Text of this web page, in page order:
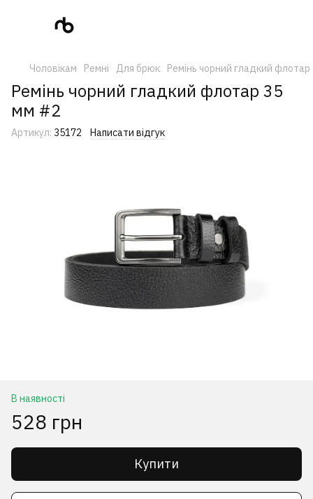
Чоловікам Ремні Для брюк Ремінь чорний гладкий
Ремінь чорний гладкий флотар 35
мм #2
Артикул: 35172 Написати відгук
В наявності
528 грн
Купити